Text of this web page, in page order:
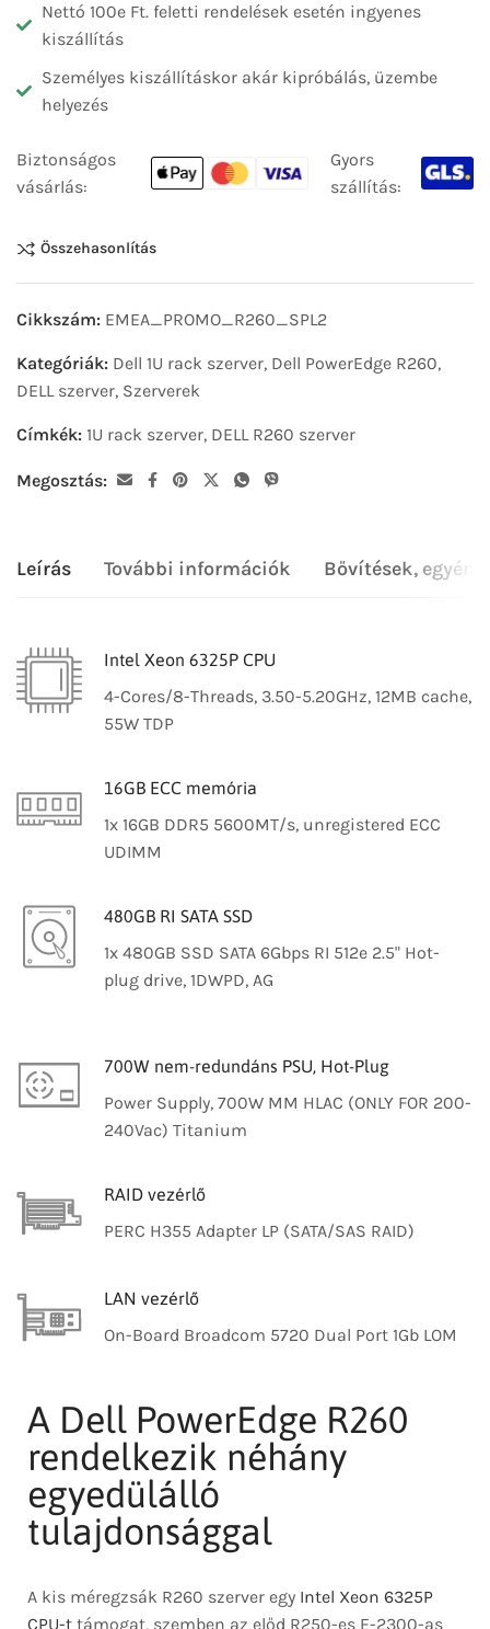
Nettó 100e Ft. feletti rendelések esetén ingyenes
kiszállítás
Személyes kiszállításkor akár kipróbálás, üzembe
helyezés
Biztonságos
vásárlás:
Gyors
szállítás:
Összehasonlítás
Cikkszám: EMEA_PROMO_R260_SPL2
Kategóriák: Dell 1U rack szerver, Dell PowerEdge R260,
DELL szerver, Szerverek
Címkék: 1U rack szerver, DELL R260 szerver
Megosztás:
Leírás További információk Bővítések,
Intel Xeon 6325P CPU
4-Cores/8-Threads, 3.50-5.20GHz, 12MB cache,
55W TDP
16GB ECC memória
1x 16GB DDR5 5600MT/s, unregistered ECC
UDIMM
480GB RI SATA SSD
1x 480GB SSD SATA 6Gbps RI 512e 2.5" Hot-
plug drive, 1DWPD, AG
700W nem-redundáns PSU, Hot-Plug
Power Supply, 700W MM HLAC (ONLY FOR 200-
240Vac) Titanium
RAID vezérlő
PERC H355 Adapter LP (SATA/SAS RAID)
LAN vezérlő
On-Board Broadcom 5720 Dual Port 1Gb LOM
A Dell PowerEdge R260
rendelkezik néhány
egyedülálló
tulajdonsággal
A kis méregzsák R260 szerver egy Intel Xeon 6325P
CPU-t támogat, szemben az előd R250-es E-2300-as